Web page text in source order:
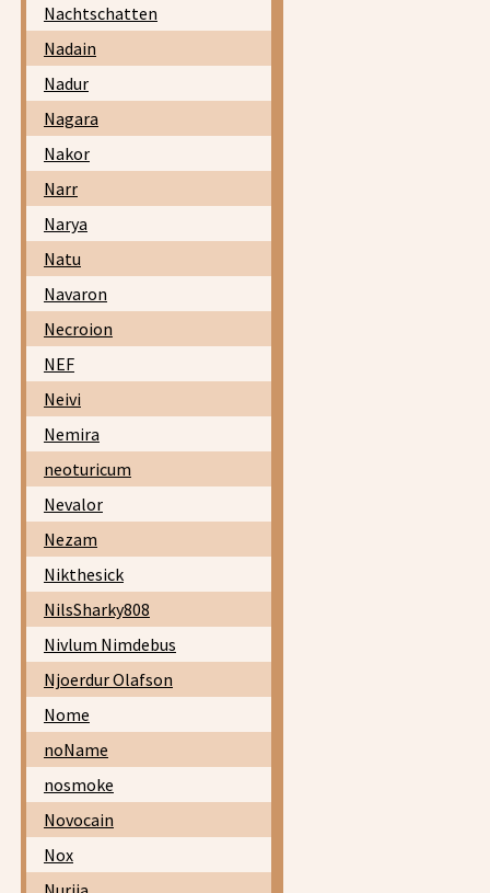
Nachtschatten
Nadain
Nadur
Nagara
Nakor
Narr
Narya
Natu
Navaron
Necroion
NEF
Neivi
Nemira
neoturicum
Nevalor
Nezam
Nikthesick
NilsSharky808
Nivlum Nimdebus
Njoerdur Olafson
Nome
noName
nosmoke
Novocain
Nox